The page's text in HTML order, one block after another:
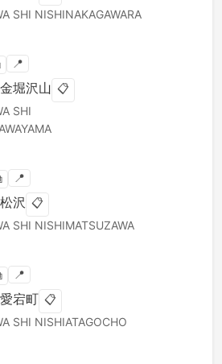
SHI NISHINAKAGAWARA
📍
堀沢山 📋
SHI
📍
沢 📋
SHI NISHIMATSUZAWA
📍
宕町 📋
SHI NISHIATAGOCHO